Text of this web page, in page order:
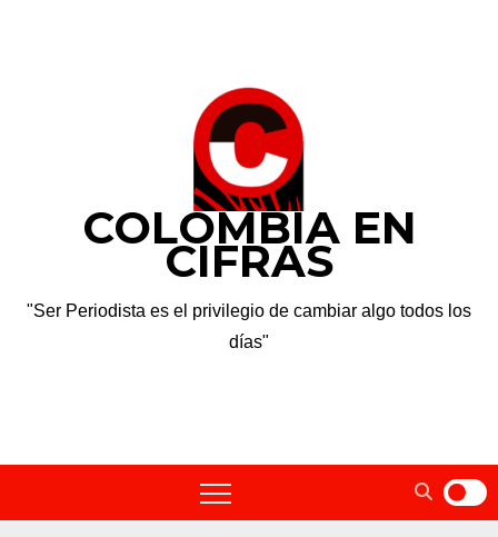
COLOMBIA EN
CIFRAS
"Ser Periodista es el privilegio de cambiar algo todos los
días"